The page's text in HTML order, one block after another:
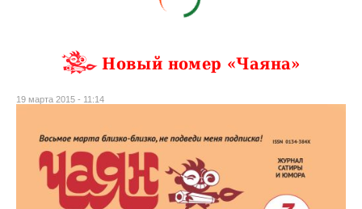
Новый номер «Чаяна»
19 марта 2015 - 11:14